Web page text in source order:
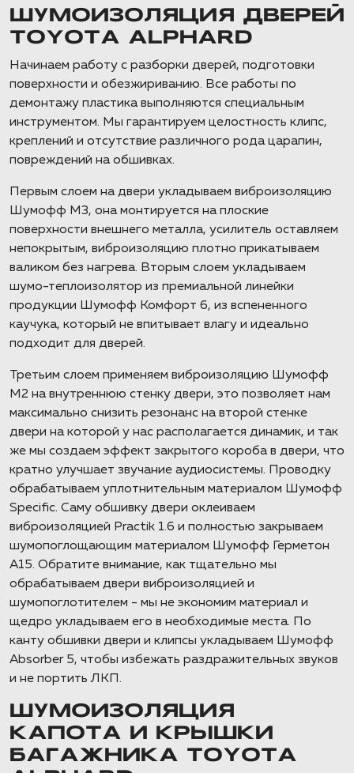
ШУМОИЗОЛЯЦИЯ ДВЕРЕЙ
TOYOTA ALPHARD
Начинаем работу с разборки дверей, подготовки
поверхности и обезжириванию. Все работы по
демонтажу пластика выполняются специальным
инструментом. Мы гарантируем целостность клипс,
креплений и отсутствие различного рода царапин,
повреждений на обшивках.
Первым слоем на двери укладываем виброизоляцию
Шумофф М3, она монтируется на плоские
поверхности внешнего металла, усилитель оставляем
непокрытым, виброизоляцию плотно прикатываем
валиком без нагрева. Вторым слоем укладываем
шумо-теплоизолятор из премиальной линейки
продукции Шумофф Комфорт 6, из вспененного
каучука, который не впитывает влагу и идеально
подходит для дверей.
Третьим слоем применяем виброизоляцию Шумофф
М2 на внутреннюю стенку двери, это позволяет нам
максимально снизить резонанс на второй стенке
двери на которой у нас располагается динамик, и так
же мы создаем эффект закрытого короба в двери, что
кратно улучшает звучание аудиосистемы. Проводку
обрабатываем уплотнительным материалом Шумофф
Specific. Саму обшивку двери оклеиваем
виброизоляцией Practik 1.6 и полностью закрываем
шумопоглощающим материалом Шумофф Герметон
А15. Обратите внимание, как тщательно мы
обрабатываем двери виброизоляцией и
шумопоглотителем - мы не экономим материал и
щедро укладываем его в необходимые места. По
канту обшивки двери и клипсы укладываем Шумофф
Absorber 5, чтобы избежать раздражительных звуков
и не портить ЛКП.
ШУМОИЗОЛЯЦИЯ
КАПОТА И КРЫШКИ
БАГАЖНИКА TOYOTA